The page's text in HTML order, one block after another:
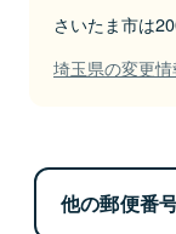
さいたま市は
埼玉県の変更
他の郵便番